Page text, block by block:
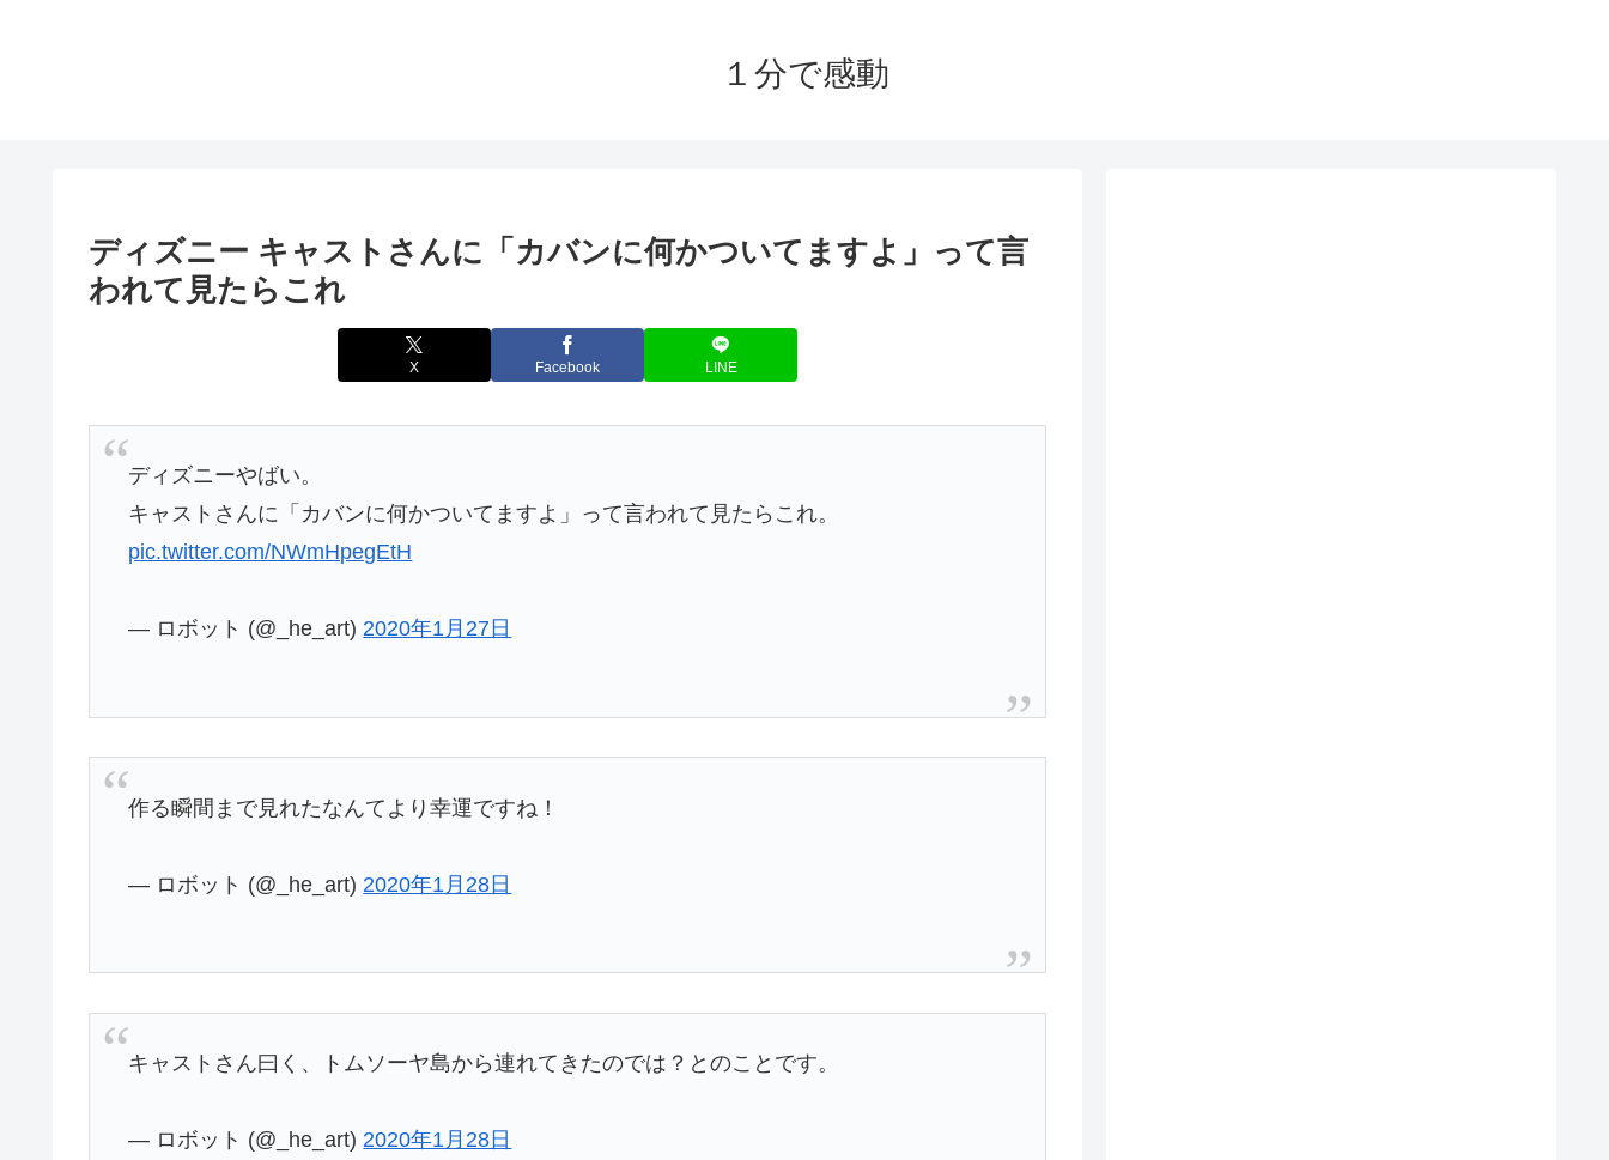
１分で感動
ディズニー キャストさんに「カバンに何かついてますよ」って言
われて見たらこれ
X Facebook LINE
ディズニーやばい。
キャストさんに「カバンに何かついてますよ」って言われて見たらこれ。
pic.twitter.com/NWmHpegEtH
— ロボット (@_he_art) 2020年1月27日
作る瞬間まで見れたなんてより幸運ですね！
— ロボット (@_he_art) 2020年1月28日
キャストさん曰く、トムソーヤ島から連れてきたのでは？とのことです。
— ロボット (@_he_art) 2020年1月28日